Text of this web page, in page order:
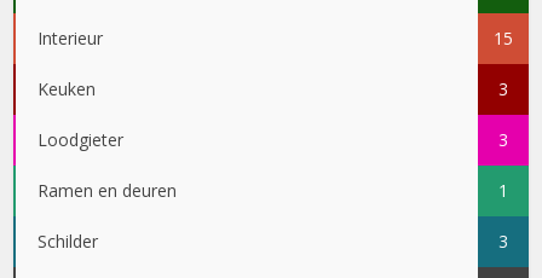
Interieur 15
Keuken 3
Loodgieter 3
Ramen en deuren 1
Schilder 3